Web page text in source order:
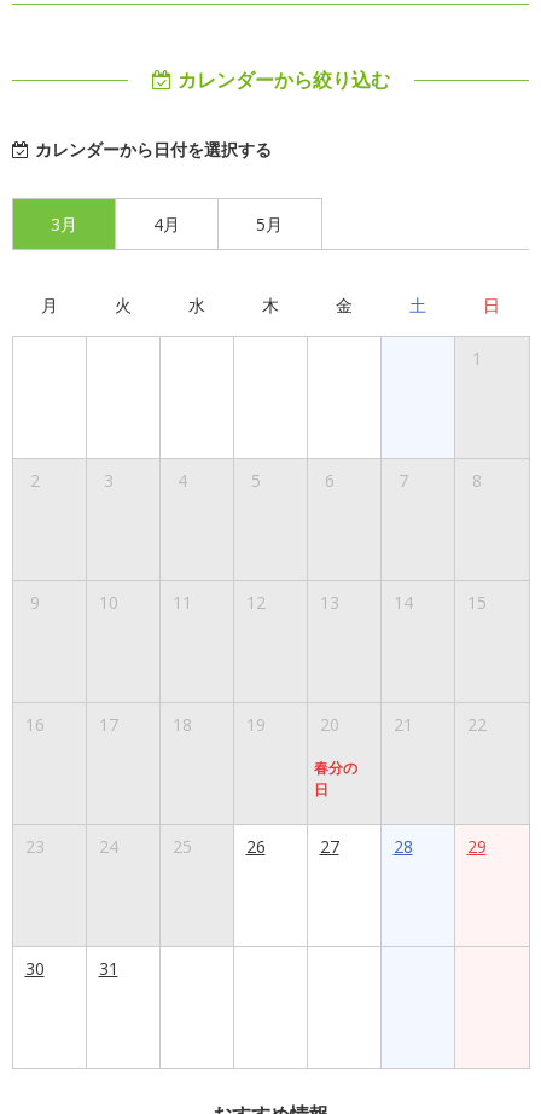
カレンダーから絞り込む
カレンダーから日付を選択する
3月 4月 5月
月 火 水 木 金 土 日
1
2 3 4 5 6 7 8
9 10 11 12 13 14 15
16 17 18 19 20
春分の
日
21 22
23 24 25 26 27 28 29
30 31